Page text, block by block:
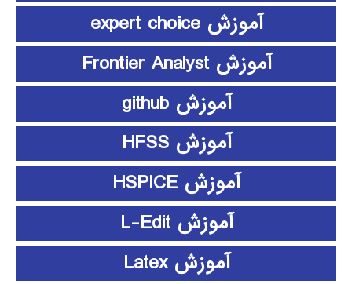
آموزش expert choice
آموزش Frontier Analyst
آموزش github
آموزش HFSS
آموزش HSPICE
آموزش L-Edit
آموزش Latex